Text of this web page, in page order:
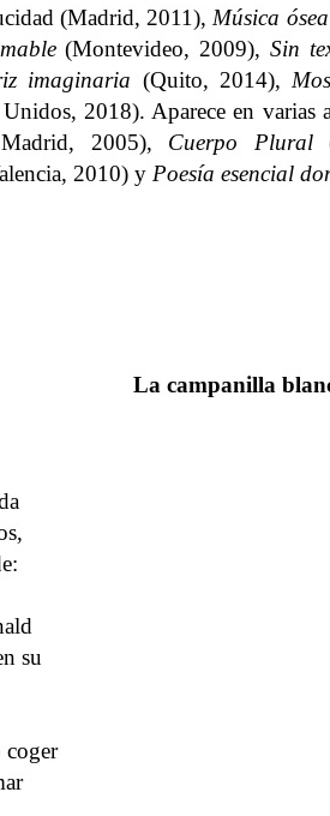
(Madrid, 2011), Música ósea
(Montevideo, 2009),Sin
imaginaria (Quito, 2014),
2018). Aparece en varias
Madrid, 2005), Cuerpo Plural
2010) y Poesía esencial
La campanilla
su
coger